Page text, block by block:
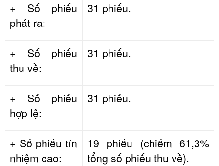
+ Số phiếu
phát ra:
31 phiếu.
+ Số phiếu
thu về:
31 phiếu.
+ Số phiếu
hợp lệ:
31 phiếu.
+ Số phiếu tín
nhiệm cao:
19 phiếu (chiếm 61,3%
tổng số phiếu thu về).